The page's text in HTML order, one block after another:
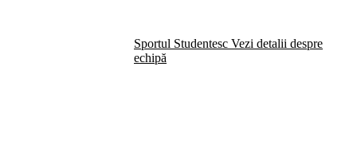
Sportul Studentesc Vezi detalii despre
echipă